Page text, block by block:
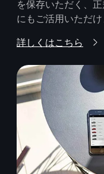
を保存いただく、
にもご活用いただけ
詳しくはこちら